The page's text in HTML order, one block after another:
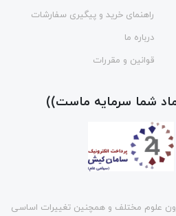
راهنمای خرید و پیگیری سفارشات
درباره ما
قوانین و مقررات
شما سرمایه ماست))
علوم مختلف و همچنین تغییرات اساسی